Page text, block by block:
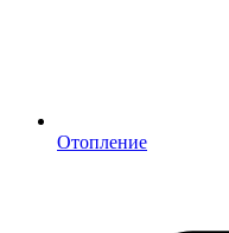
Отопление